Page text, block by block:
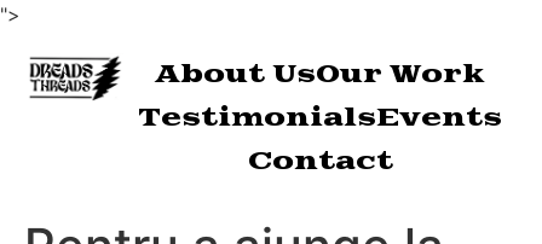
">
About UsOur Work
TestimonialsEvents
Contact